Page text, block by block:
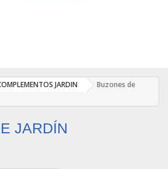
JARDIN
Buzones de
JARDÍN